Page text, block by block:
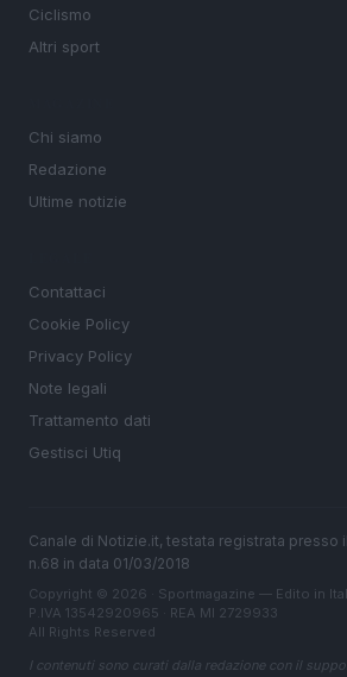
Ciclismo
Altri sport
Chi siamo
Redazione
Ultime notizie
Contattaci
Cookie Policy
Privacy Policy
Note legali
Trattamento dati
Gestisci Utiq
Canale di Notizie.it, testata registrata presso
n.68 in data 01/03/2018
Copyright © 2026 · Sportmagazine — Edito in
P.IVA 13542920965 · REA MI 2729933
All Rights Reserved
I contenuti sono curati dalla redazione con il